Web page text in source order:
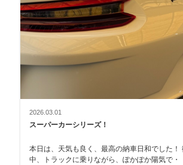
2026.03.01
スーパーカーシリーズ！
本日は、天気も良く、最高の納車日和でした！ 御納車に行く際
中、トラックに乗りながら、ぽかぽか陽気で・・・ 眠たく